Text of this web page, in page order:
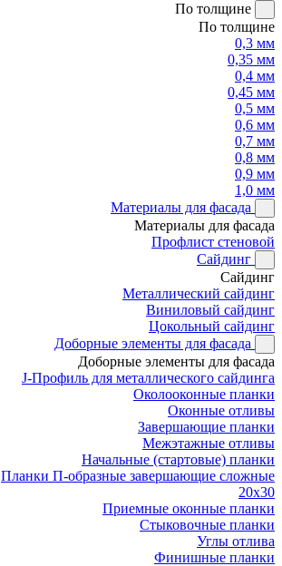
По толщине
По толщине
0,3 мм
0,35 мм
0,4 мм
0,45 мм
0,5 мм
0,6 мм
0,7 мм
0,8 мм
0,9 мм
1,0 мм
Материалы для фасада
Материалы для фасада
Профлист стеновой
Сайдинг
Сайдинг
Металлический сайдинг
Виниловый сайдинг
Цокольный сайдинг
Доборные элементы для фасада
Доборные элементы для фасада
J-Профиль для металлического сайдинга
Околооконные планки
Оконные отливы
Завершающие планки
Межэтажные отливы
Начальные (стартовые) планки
Планки П-образные завершающие сложные
20x30
Приемные оконные планки
Стыковочные планки
Углы отлива
Финишные планки